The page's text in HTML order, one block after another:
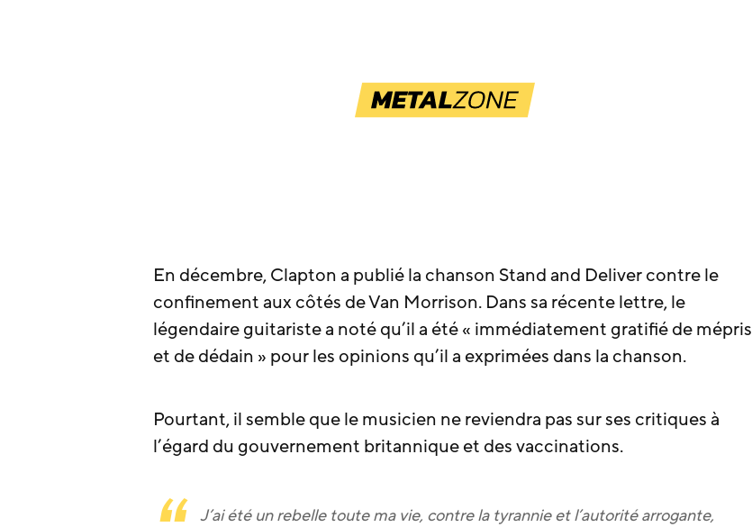
En décembre, Clapton a publié la chanson Stand and Deliver contre le
confinement aux côtés de Van Morrison. Dans sa récente lettre, le
légendaire guitariste a noté qu’il a été « immédiatement gratifié de mépris
et de dédain » pour les opinions qu’il a exprimées dans la chanson.
Pourtant, il semble que le musicien ne reviendra pas sur ses critiques à
l’égard du gouvernement britannique et des vaccinations.
J’ai été un rebelle toute ma vie, contre la tyrannie et l’autorité arrogante,